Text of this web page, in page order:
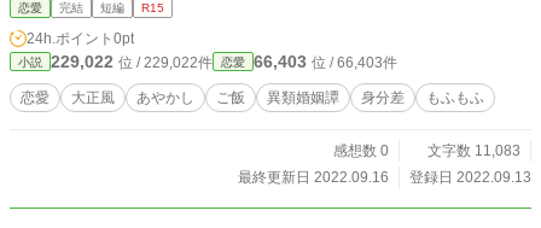
恋愛 完結 短編 R15
24h.ポイント 0pt
小説 229,022 位 / 229,022件 恋愛 66,403 位 / 66,403件
恋愛 大正風 あやかし ご飯 異類婚姻譚 身分差 もふもふ
感想数 0
文字数 11,083
最終更新日 2022.09.16
登録日 2022.09.13